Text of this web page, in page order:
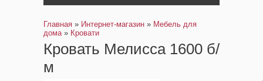
Главная » Интернет-магазин » Мебель для
дома » Кровати
Кровать Мелисса 1600 б/
м